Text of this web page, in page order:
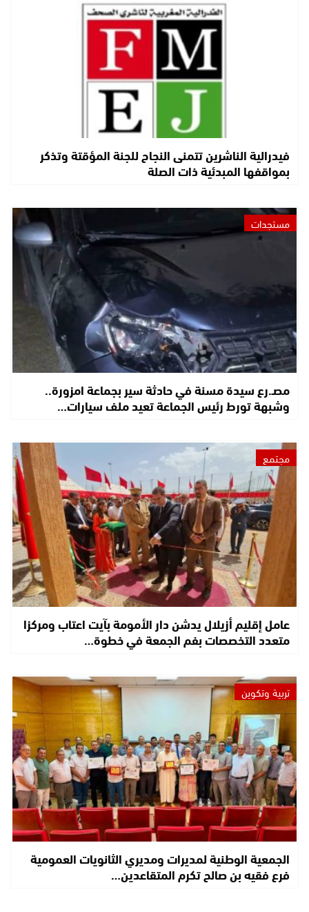
فيدرالية الناشرين تتمنى النجاح للجنة المؤقتة وتذكر
بمواقفها المبدئية ذات الصلة
مستجدات
مصـ.رع سيدة مسنة في حادثة سير بجماعة امزورة..
وشبهة تورط رئيس الجماعة تعيد ملف سيارات…
مجتمع
عامل إقليم أزيلال يدشن دار الأمومة بآيت اعتاب ومركزا
متعدد التخصصات بفم الجمعة في خطوة…
تربية وتكوين
الجمعية الوطنية لمديرات ومديري الثانويات العمومية
فرع فقيه بن صالح تكرم المتقاعدين…